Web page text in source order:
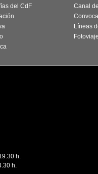
del CdF
Canal
Líneas
h.
h.